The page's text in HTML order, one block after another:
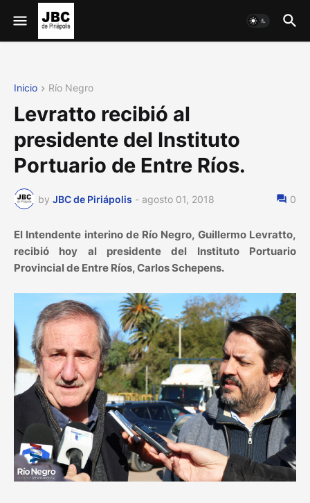
Inicio Río Negro
Levratto recibió al
presidente del Instituto
Portuario de Entre Ríos.
by JBC de Piriápolis - agosto 01, 2018 0
El Intendente interino de Río Negro, Guillermo Levratto,
recibió hoy al presidente del Instituto Portuario
Provincial de Entre Ríos, Carlos Schepens.